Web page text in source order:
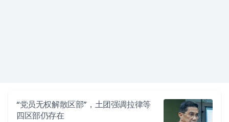
“党员无权解散区部”，土团强调拉律等
四区部仍存在